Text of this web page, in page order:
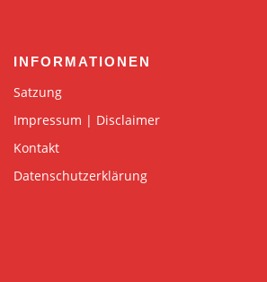
INFORMATIONEN
Satzung
Impressum | Disclaimer
Kontakt
Datenschutzerklärung